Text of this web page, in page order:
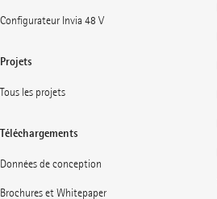
Configurateur Invia 48 V
Projets
Tous les projets
Téléchargements
Données de conception
Brochures et Whitepaper